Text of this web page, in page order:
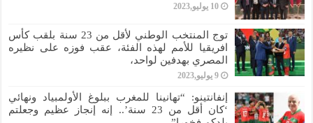
10 يوليو,2023
توج المنتخب الوطني لأقل من 23 سنة بلقب كأس
افريقيا للأمم لهذه الفئة، عقب فوزه على نظيره
المصري بهدفين لواحد،
9 يوليو,2023
إنفانتينو: “تهانينا للمغرب ببلوغ الأولمبياد ونهائي
‘كان أقل من 23 سنة’.. إنه إنجاز عظيم وجعلتم